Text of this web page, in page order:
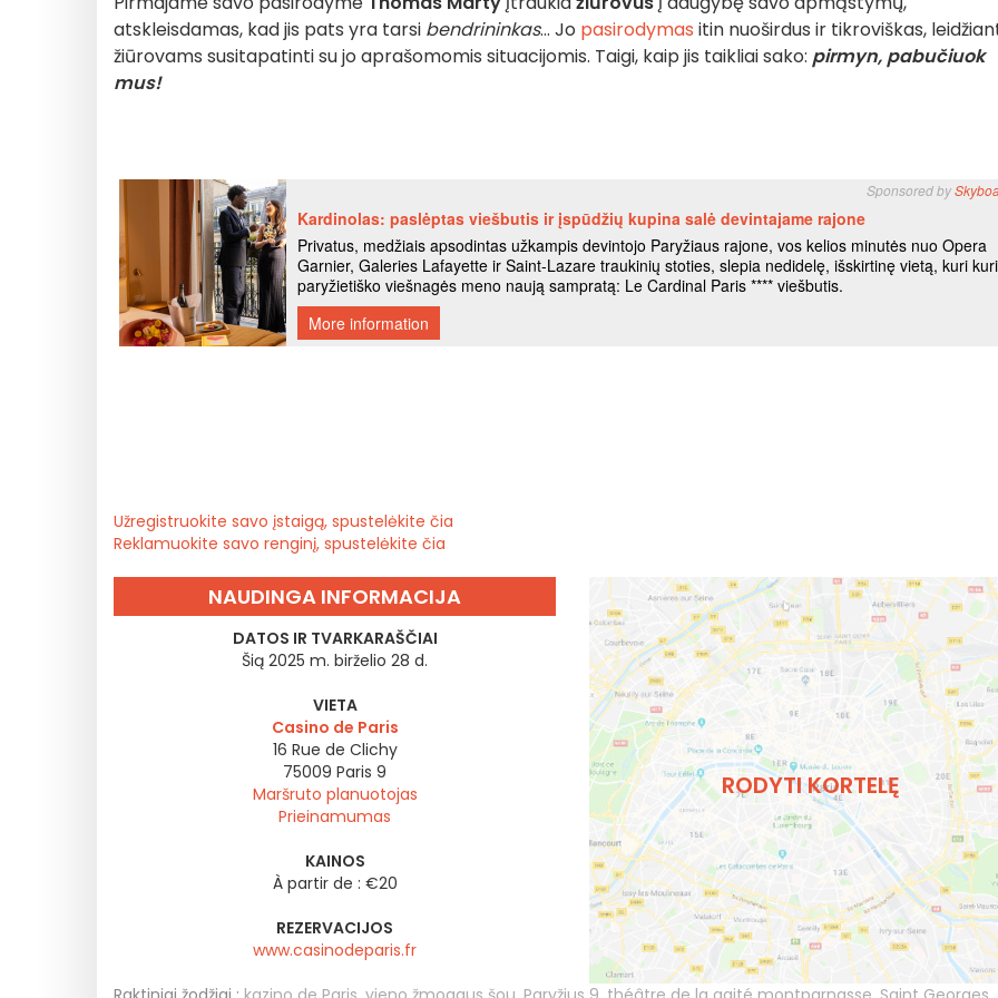
atskleisdamas, kad jis pats yra tarsi bendrininkas... Jo pasirodymas itin nuoširdus ir tikroviškas,
žiūrovams susitapatinti su jo aprašomomis situacijomis. Taigi, kaip jis taikliai sako: pirmyn, pabučiuok
mus!
Užregistruokite savo įstaigą, spustelėkite čia
Reklamuokite savo renginį, spustelėkite čia
NAUDINGA INFORMACIJA
DATOS IR TVARKARAŠČIAI
Šią 2025 m. birželio 28 d.
VIETA
Casino de Paris
16 Rue de Clichy
75009 Paris 9
Maršruto planuotojas
Prieinamumas
KAINOS
À partir de : €20
REZERVACIJOS
www.casinodeparis.fr
RODYTI KORTELĘ